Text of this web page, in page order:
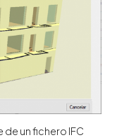
un fichero IFC